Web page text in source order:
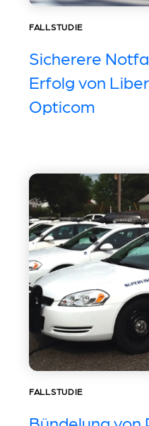
FALLSTUDIE
Sicherere
Erfolg von
Opticom
FALLSTUDIE